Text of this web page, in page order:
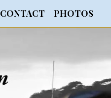
CONTACT PHOTOS